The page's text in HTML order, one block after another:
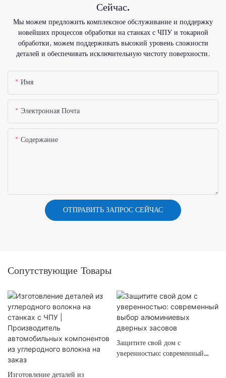
Сейчас.
Мы можем предложить комплексное обслуживание и поддержку
новейших процессов обработки на станках с ЧПУ и токарной
обработки, можем поддерживать высокий уровень сложности
деталей и обеспечивать исключительную чистоту поверхности.
Имя
Электронная Почта
Содержание
ОТПРАВИТЬ ЗАПРОС СЕЙЧАС
Сопутствующие Товары
Изготовление деталей из
Защитите свой дом с
уверенностью: современный